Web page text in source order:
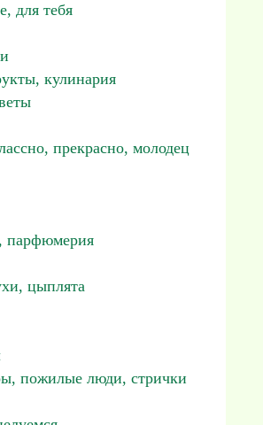
для тебя
кулинария
прекрасно, молодец
парфюмерия
цыплята
пожилые люди, стрички